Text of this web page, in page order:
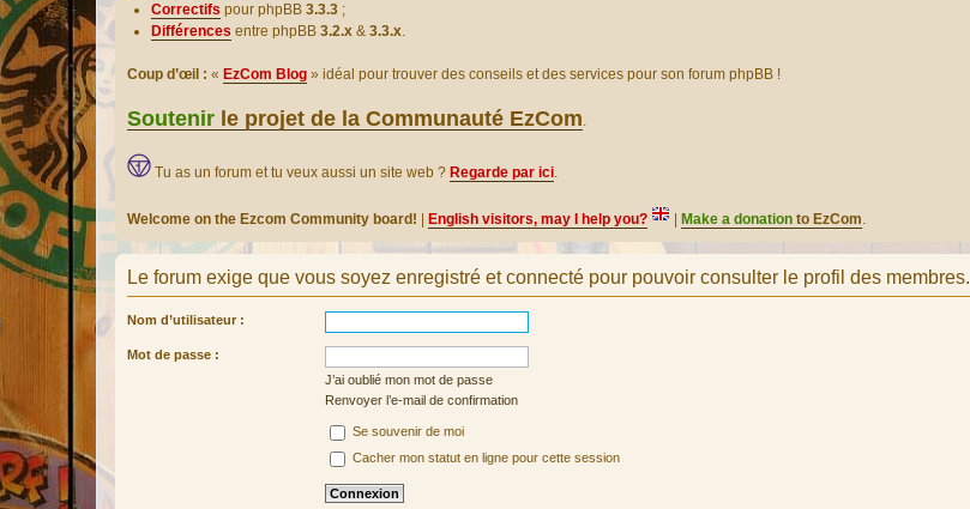
Correctifs pour phpBB 3.3.3 ;
Différences entre phpBB 3.2.x & 3.3.x.
Coup d’œil : « EzCom Blog » idéal pour trouver des conseils et des services pour son forum phpBB !
Soutenir le projet de la Communauté EzCom.
Tu as un forum et tu veux aussi un site web ? Regarde par ici.
Welcome on the Ezcom Community board! English visitors, may I help you? Make a donation to EzCom.
Le forum exige que vous soyez enregistré et connecté pour pouvoir consulter le profil des membres.
Nom d’utilisateur :
Mot de passe :
J’ai oublié mon mot de passe
Renvoyer l’e-mail de confirmation
Se souvenir de moi
Cacher mon statut en ligne pour cette session